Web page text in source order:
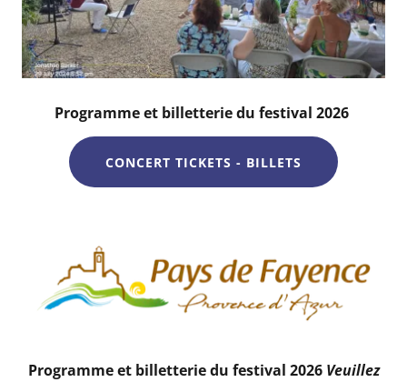
Programme et billetterie du festival 2026
CONCERT TICKETS - BILLETS
Programme et billetterie du festival 2026 Veuillez